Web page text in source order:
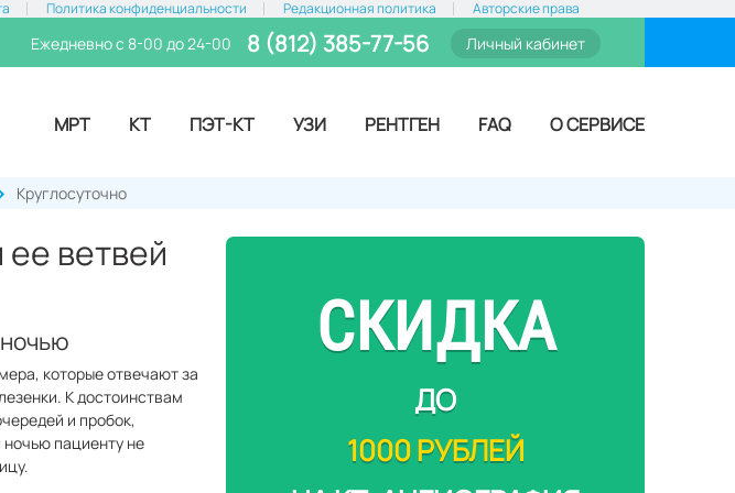
Политика конфиденциальности Редакционная политика Авторские права
Ежедневно с 8-00 до 24-00 8 (812) 385-77-56 Личный кабинет
МРТ КТ ПЭТ-КТ УЗИ РЕНТГЕН FAQ О СЕРВИСЕ
Круглосуточно
ветвей
которые отвечают за
К достоинствам
и пробок,
пациенту не
СКИДКА
ДО
1000 РУБЛЕЙ